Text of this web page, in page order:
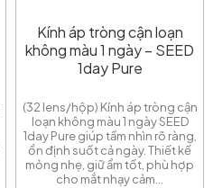
Kính áp tròng cận loạn
không màu 1 ngày – SEED
1day Pure
(32 lens/hộp) Kính áp tròng cận
loạn không màu 1 ngày SEED
1day Pure giúp tầm nhìn rõ ràng,
ổn định suốt cả ngày. Thiết kế
mỏng nhẹ, giữ ẩm tốt, phù hợp
cho mắt nhạy cảm...